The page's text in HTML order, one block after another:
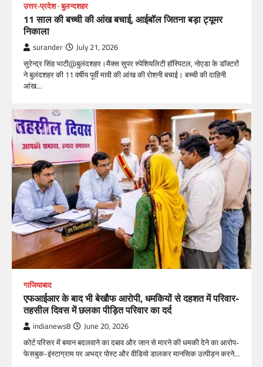
उत्तर-प्रदेश बुलन्दशहर
11 साल की बच्ची की आंख बचाई, आईबॉल जितना बड़ा ट्यूमर
निकाला
surander July 21, 2026
सुरेन्द्र सिंह भाटी@बुलंदशहर।मैक्स सुपर स्पेशियलिटी हॉस्पिटल, नोएडा के डॉक्टरों
ने बुलंदशहर की 11 वर्षीय पूर्वी मावी की आंख की रोशनी बचाई। बच्ची की दाहिनी
आंख…
गाजियाबाद
एफआईआर के बाद भी बेखौफ आरोपी, धमकियों से दहशत में परिवार-
तहसील दिवस में छलका पीड़ित परिवार का दर्द
indianews8 June 20, 2026
कोर्ट परिसर में बयान बदलवाने का दबाव और जान से मारने की धमकी देने का आरोप-
फेसबुक-इंस्टाग्राम पर अभद्र पोस्ट और वीडियो डालकर मानसिक उत्पीड़न करने…